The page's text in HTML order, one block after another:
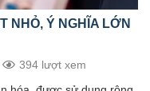
NHỎ, Ý NGHĨA LỚN
394 lượt xem